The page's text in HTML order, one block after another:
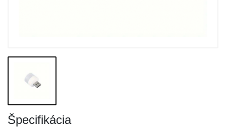
Špecifikácia